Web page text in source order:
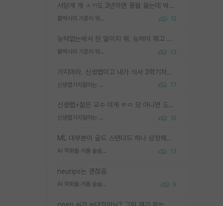
서당개 개 ㅅㄲ도 3년이면 풍월 읊는데 박사 5년 이상 대리고 있으면서 물된건 교수 탓 맞는ㄱ게 거기가 서당이 아니란 소리임
물박사의 기준이 뭐임? 12
능력없는박사 란 말이지 뭐. 능력이 뭐고 능력이 있다는게 뭔지는 사람마다 기준이 다르니까 얘기해봐야 서로 자기 기준만 얘기해서 논쟁이 끝이 안나고. 주위에서 능력있고 야심있는 신입생이 교수가 유의미한 피드백을 아예 안주면서 제대로된 과제에 참여해볼 기회도 제공하지 않고 잡일 뺑뺑이만 돌려서 맨날 단순작업만 하면서 밤새다가 눈빛이 점점 죽어가는걸 본 사람은 물박사는 교수탓이라고 하고, 교수는 이것저것 알려도 주고 기회도 주고 사수 동기 붙여주면서 어떻게든 끌고가려고 하는데 본인이 매일 뺀질거리면서 출근 하는둥마는둥 하다가 기껏 와서도 폰이나 쳐다보다가 실험 망치고 저녁약속있어서 먼저 가볼게요~ 하는걸 본 사람은 물박사는 본인탓이라고 함.
물박사의 기준이 뭐임? 13
가지마라. 신생랩이고 내가 석사 3학기차인데 최고참인데 나도 아무것도 모르는데 교수가 후배들 왜 논문 교육 안시키냐. 논문 왜 안 써오냐 닦달한다
신생랩가지말라는 이유가 있었구나 17
신생랩+젊은 교수 이게 ㄹㅇ 모 아니면 도인듯.
신생랩가지말라는 이유가 있었구나 16
ML 대부분이 골드 스탠다드 하나 상정해놓고 (벤치마크 데이터셋이 여러 개면 여러 개 상정) 그거 얼마나 잘 맞추나 싸움임 가끔 번뜩이는 설계 철학을 보여주는 논문들도 있지만 대부분 그거 성적 얼마나 더 올리느라에 혈안이 되어 있는 측면이 잇음
AI 학회들 거품 슬슬 지적이 나오네요 13
neurips는 괜찮음
AI 학회들 거품 슬슬 지적이 나오네요 9